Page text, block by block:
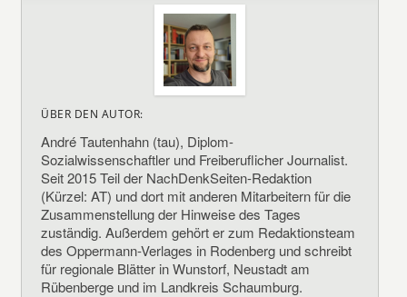
ÜBER DEN AUTOR:
André Tautenhahn (tau), Diplom-
Sozialwissenschaftler und Freiberuflicher Journalist.
Seit 2015 Teil der NachDenkSeiten-Redaktion
(Kürzel: AT) und dort mit anderen Mitarbeitern für die
Zusammenstellung der Hinweise des Tages
zuständig. Außerdem gehört er zum Redaktionsteam
des Oppermann-Verlages in Rodenberg und schreibt
für regionale Blätter in Wunstorf, Neustadt am
Rübenberge und im Landkreis Schaumburg.